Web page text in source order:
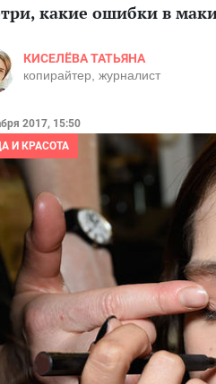
какие ошибки в
КИСЕЛЁВА ТАТЬЯНА
копирайтер, журналист
2017, 15:50
И КРАСОТА